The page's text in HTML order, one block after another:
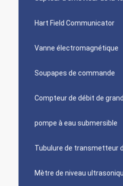
Hart Field Communicator
Vanne électromagnétique
Soupapes de commande
Compteur de débit de
pompe à eau submersible
Tubulure de transmetteur
Mètre de niveau